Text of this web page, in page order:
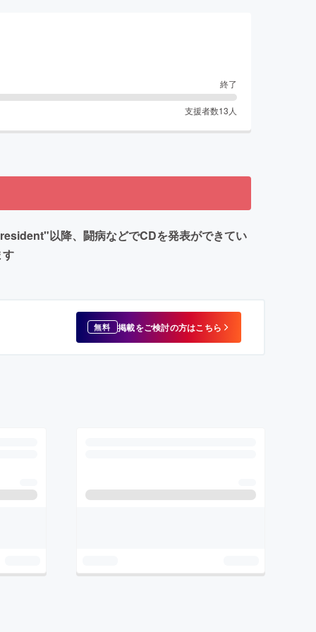
終了
支援者数13 人
以降、闘病などでCDを発表ができてい
無料 掲載をご検討の方はこちら